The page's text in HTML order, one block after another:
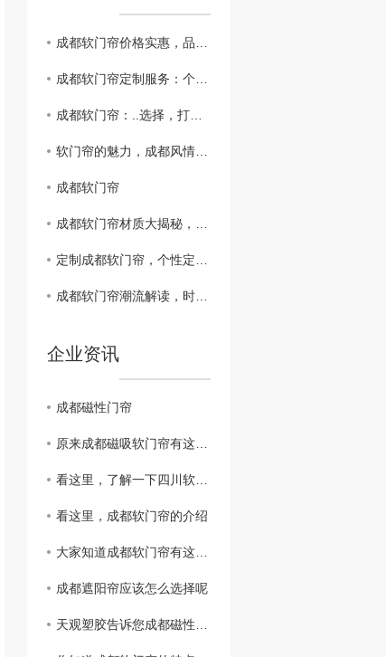
成都软门帘价格实惠，品质保障，值得信赖
成都软门帘定制服务：个性化设计，彰显品味
成都软门帘：..选择，打造家居新风尚
软门帘的魅力，成都风情在家中
成都软门帘
成都软门帘材质大揭秘，品质生活从家开始
定制成都软门帘，个性定制家居风格
成都软门帘潮流解读，时尚装饰新宠
企业资讯
成都磁性门帘
原来成都磁吸软门帘有这些优势
看这里，了解一下四川软门帘的擦拭方法吧
看这里，成都软门帘的介绍
大家知道成都软门帘有这些优点嘛
成都遮阳帘应该怎么选择呢
天观塑胶告诉您成都磁性门帘的特点